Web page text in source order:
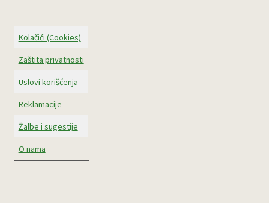
Kolačići (Cookies)
Zaštita privatnosti
Uslovi korišćenja
Reklamacije
Žalbe i sugestije
O nama